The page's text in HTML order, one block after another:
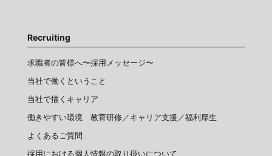
Recruiting
求職者の皆様へ〜採用メッセージ〜
当社で働くということ
当社で描くキャリア
働きやすい環境 教育研修／キャリア支援／福利厚生
よくあるご質問
採用における個人情報の取り扱いについて